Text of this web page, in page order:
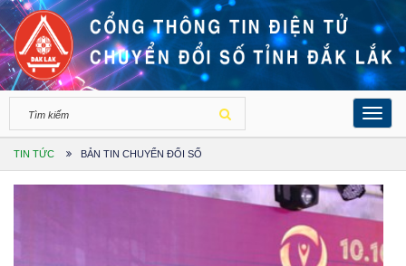
TIN TỨC BẢN TIN CHUYỂN ĐỔI SỐ